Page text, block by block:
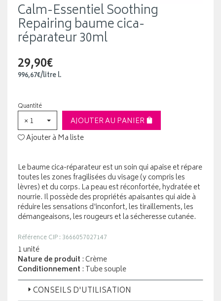
Calm-Essentiel Soothing
Repairing baume cica-
réparateur 30ml
29,90€
996,67€/litrel.
Quantité
× 1
AJOUTER AU PANIER
Ajouter à Ma liste
Le baume cica-réparateur est un soin qui apaise et répare
toutes les zones fragilisées du visage (y compris les
lèvres) et du corps. La peau est réconfortée, hydratée et
nourrie. Il possède des propriétés apaisantes qui aide à
réduire les sensations d'inconfort, les tiraillements, les
démangeaisons, les rougeurs et la sécheresse cutanée.
Référence CIP : 3666057027147
1 unité
Nature de produit : Crème
Conditionnement : Tube souple
CONSEILS D'UTILISATION